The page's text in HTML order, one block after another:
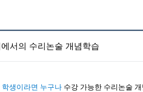
서의 수리논술 개념학습
생이라면 누구나 수강 가능한 수리논술